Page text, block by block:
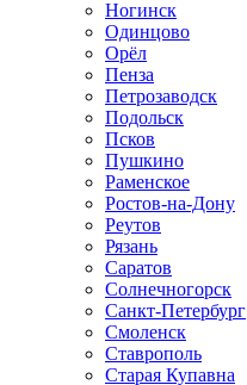
Ногинск
Одинцово
Орёл
Пенза
Петрозаводск
Подольск
Псков
Пушкино
Раменское
Ростов-на-Дону
Реутов
Рязань
Саратов
Солнечногорск
Санкт-Петербург
Смоленск
Ставрополь
Старая Купавна